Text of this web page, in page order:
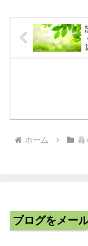
ホーム 暮
ブログをメー